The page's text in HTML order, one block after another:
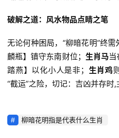
破解之道：风水物品点睛之笔
无论何种困局，“柳暗花明”终需
麟瓶】镇守东南财位； 生肖马
踏燕】以化小人是非； 生肖鸡
“截运”之险，切记：吉凶并存时,
柳暗花明指是代表什么生肖